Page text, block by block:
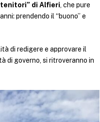
di Alfieri, che pure
prendendo il “buono” e
di redigere e approvare il
di governo, si ritroveranno in